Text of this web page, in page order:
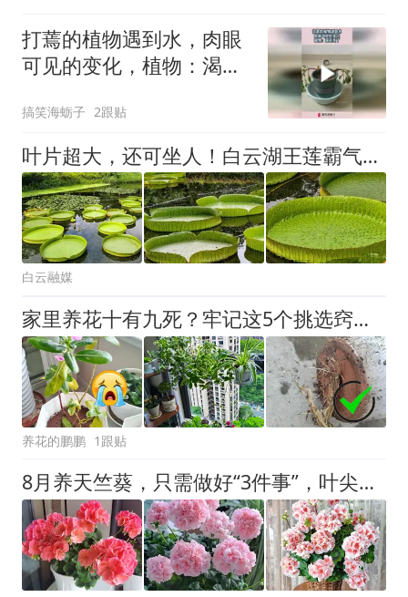
打蔫的植物遇到水，肉眼
可见的变化，植物：渴死
搞笑海蛎子 2跟贴
叶片超大，还可坐人！白云湖王莲霸气上线→
白云融媒
家里养花十有九死？牢记这5个挑选窍门，新手也能养得枝繁叶茂
养花的鹏鹏 1跟贴
8月养天竺葵，只需做好“3件事”，叶尖早早冒花苞，开花多